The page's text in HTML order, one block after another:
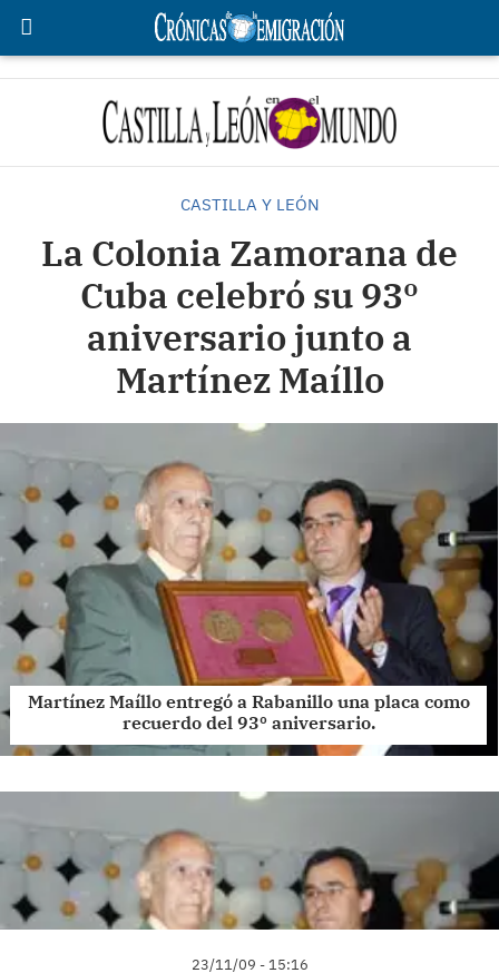
CASTILLA Y LEÓN
La Colonia Zamorana de
Cuba celebró su 93º
aniversario junto a
Martínez Maíllo
Martínez Maíllo entregó a Rabanillo una placa como
recuerdo del 93º aniversario.
23/11/09 - 15:16